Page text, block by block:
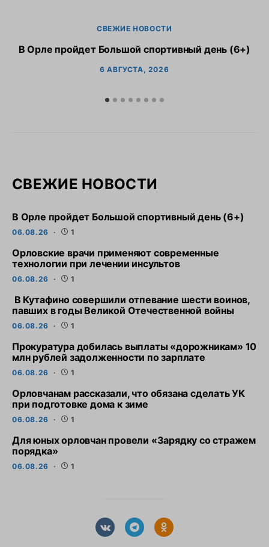
СВЕЖИЕ НОВОСТИ
В Орле пройдет Большой спортивный день (6+)
6 АВГУСТА, 2026
СВЕЖИЕ НОВОСТИ
В Орле пройдет Большой спортивный день (6+)
06.08.26 1
Орловские врачи применяют современные
технологии при лечении инсультов
06.08.26 1
В Кутафино совершили отпевание шести воинов,
павших в годы Великой Отечественной войны
06.08.26 1
Прокуратура добилась выплаты «дорожникам» 10
млн рублей задолженности по зарплате
06.08.26 1
Орловчанам рассказали, что обязана сделать УК
при подготовке дома к зиме
06.08.26 1
Для юных орловчан провели «Зарядку со стражем
порядка»
06.08.26 1